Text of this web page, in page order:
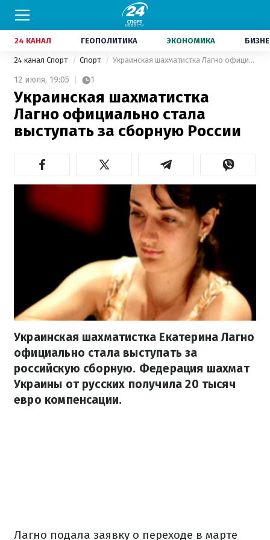
24 КАНАЛ ГЕОПОЛИТИКА ЭКОНОМИКА
24 канал Спорт Спорт Украинская шахматистка Лагно официально стала выступать за сборную России
12 июля, 19:05 1
Украинская шахматистка
Лагно официально стала
выступать за сборную России
Украинская шахматистка Екатерина Лагно
официально стала выступать за
российскую сборную. Федерация шахмат
Украины от русских получила 20 тысяч
евро компенсации.
Лагно подала заявку о переходе в марте